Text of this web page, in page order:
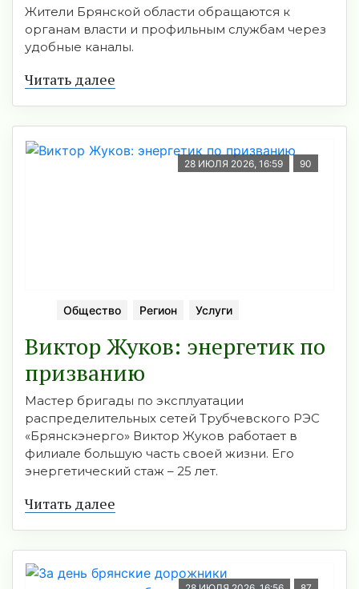
Жители Брянской области обращаются к
органам власти и профильным службам через
удобные каналы.
Читать далее
28 ИЮЛЯ 2026, 16:59 90
Общество Регион Услуги
Виктор Жуков: энергетик по
призванию
Мастер бригады по эксплуатации
распределительных сетей Трубчевского РЭС
«Брянскэнерго» Виктор Жуков работает в
филиале большую часть своей жизни. Его
энергетический стаж – 25 лет.
Читать далее